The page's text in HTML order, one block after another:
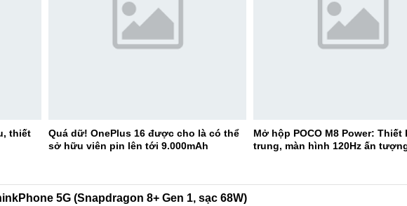
thiết
Quá dữ! OnePlus 16 được cho là có thể
sở hữu viên pin lên tới 9.000mAh
Mở hộp POCO M8 Power: Thiết
trung, màn hình 120Hz ấn
5G (Snapdragon 8+ Gen 1, sạc 68W)